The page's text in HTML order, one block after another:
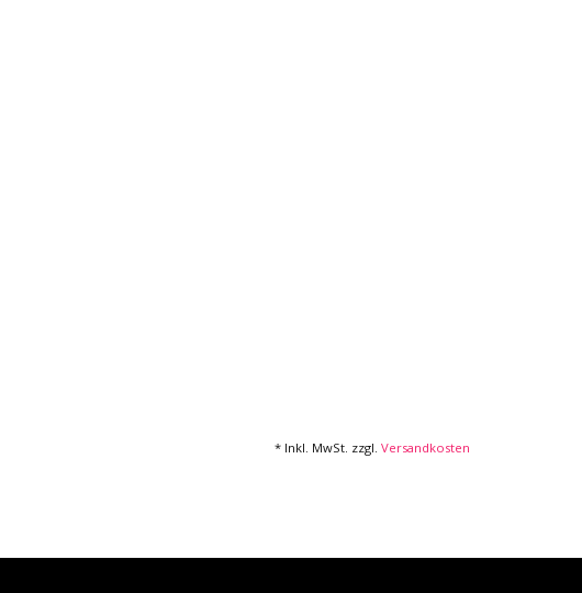
* Inkl. MwSt. zzgl. Versandkosten